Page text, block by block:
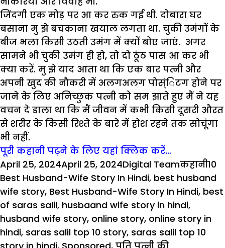
जिंदगी एक मोड़ पर आ कर रुक गई थी. दोबारा घर
बसाना मु झे बचकाना खयाल लगता था. चुकी उमंगों के
बीज भला किसी उठती उमंग में क्यों बोए जाएं. अगर
सामने भी चुकी उमंग ही हो, तो दो ठूंठ पास आ कर भी
क्या करें. मु झे याद आता था कि एक बार पत्नी और
अपनी खुद की नौकरी में अलगअलग पोस्ंिटग होने पर
जाने के लिए अनिच्छुक पत्नी को सम झाते हुए मैं ने यह
वचन दे डाला था कि मैं जीवन में कभी किसी दूसरी औरत
से शरीर के किसी रिश्ते के बारे में होश रहने तक सोचूंगा
भी नहीं.
पूरी कहानी पढ़ने के लिए यहां क्लिक करें…
Posted
on
April 25, 2024April 25, 2024Author
Digital Teamकहानी10
Best Husband-Wife Story In Hindi, best husband
wife story, Best Husband-Wife Story In Hindi, best
of saras salil, husbaand wife story in hindi,
husband wife story, online story, online story in
hindi, saras salil top 10 story, saras salil top 10